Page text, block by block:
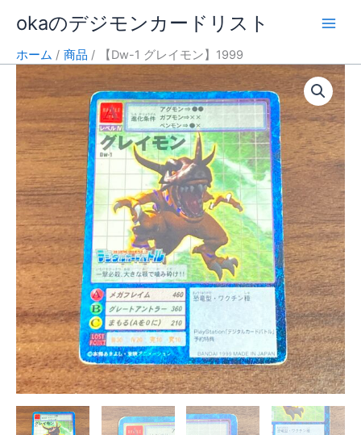
ス
okaのデジモンカードリスト
ホーム 商品 【Dw-1 グレイモン】1999